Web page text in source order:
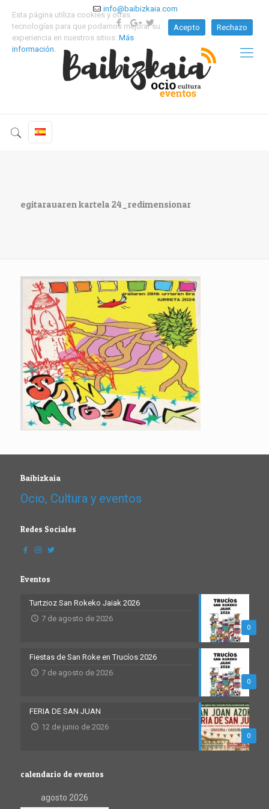
info@baibizkaia.com
egitarauaren kartela 24_redimensionar
Baibizkaia
Ocio, Cultura y eventos
Redes Sociales
Eventos
0
Turtzioz San Rokeko Jaiak 2026
7 de agosto de 2026
0
Fiestas de San Roke en Trucíos 2026
7 de agosto de 2026
0
FERIA DE SAN JUAN
12 de junio de 2026
calendario de eventos
agosto 2026
Esta página utiliza cookies y otras
tecnologías para que podamos mejorar su
experiencia en nuestros sitios: Más
información.
Acepto Rechazo